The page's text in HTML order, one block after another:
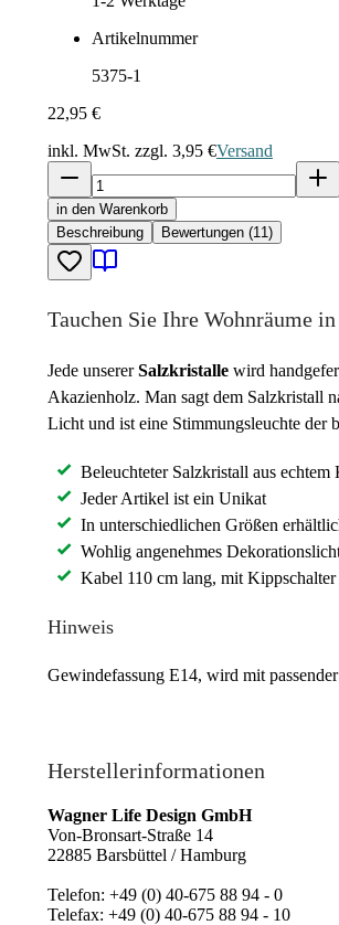
Artikelnummer
5375-1
22,95 €
inkl. MwSt. zzgl. 3,95 €Versand
in den Warenkorb
Beschreibung
Bewertungen (11)
Tauchen Sie Ihre Wohnräume
Jede unsererSalzkristalle wird
Akazienholz. Man sagt dem Salzkristall
Licht und ist eine Stimmungsleuchte der
Beleuchteter Salzkristall aus
Jeder Artikel ist ein Unikat
In unterschiedlichen Größen
Wohlig angenehmes
Kabel 110 cm lang, mit Kippschalter
Hinweis
Gewindefassung E14, wird mit
Herstellerinformationen
Wagner Life Design GmbH
Von-Bronsart-Straße 14
22885 Barsbüttel / Hamburg
Telefon: +49 (0) 40-675 88 94 - 0
Telefax: +49 (0) 40-675 88 94 - 10